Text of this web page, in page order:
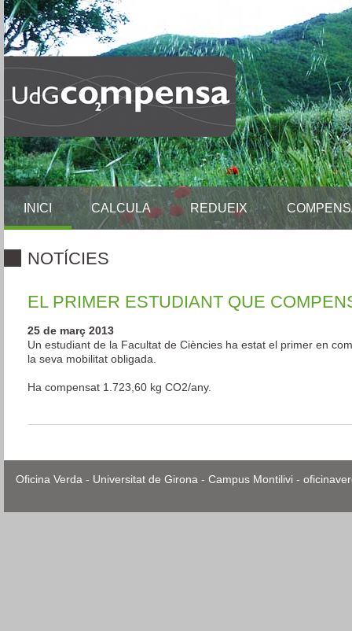
INICI CALCULA REDUEIX
NOTÍCIES
EL PRIMER ESTUDIANT QUE
25 de març 2013
Un estudiant de la Facultat de Ciències ha estat el primer en
la seva mobilitat obligada.
Ha compensat 1.723,60 kg CO2/any.
Oficina Verda - Universitat de Girona - Campus Montilivi -